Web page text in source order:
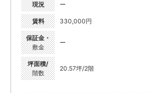
現況 ー
賃料 330,000円
保証金・
敷金
ー
坪面積/
階数
20.57坪/2階